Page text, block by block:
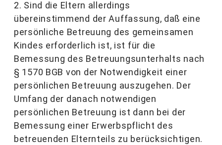
2. Sind die Eltern allerdings
übereinstimmend der Auffassung, daß eine
persönliche Betreuung des gemeinsamen
Kindes erforderlich ist, ist für die
Bemessung des Betreuungsunterhalts nach
§ 1570 BGB von der Notwendigkeit einer
persönlichen Betreuung auszugehen. Der
Umfang der danach notwendigen
persönlichen Betreuung ist dann bei der
Bemessung einer Erwerbspflicht des
betreuenden Elternteils zu berücksichtigen.